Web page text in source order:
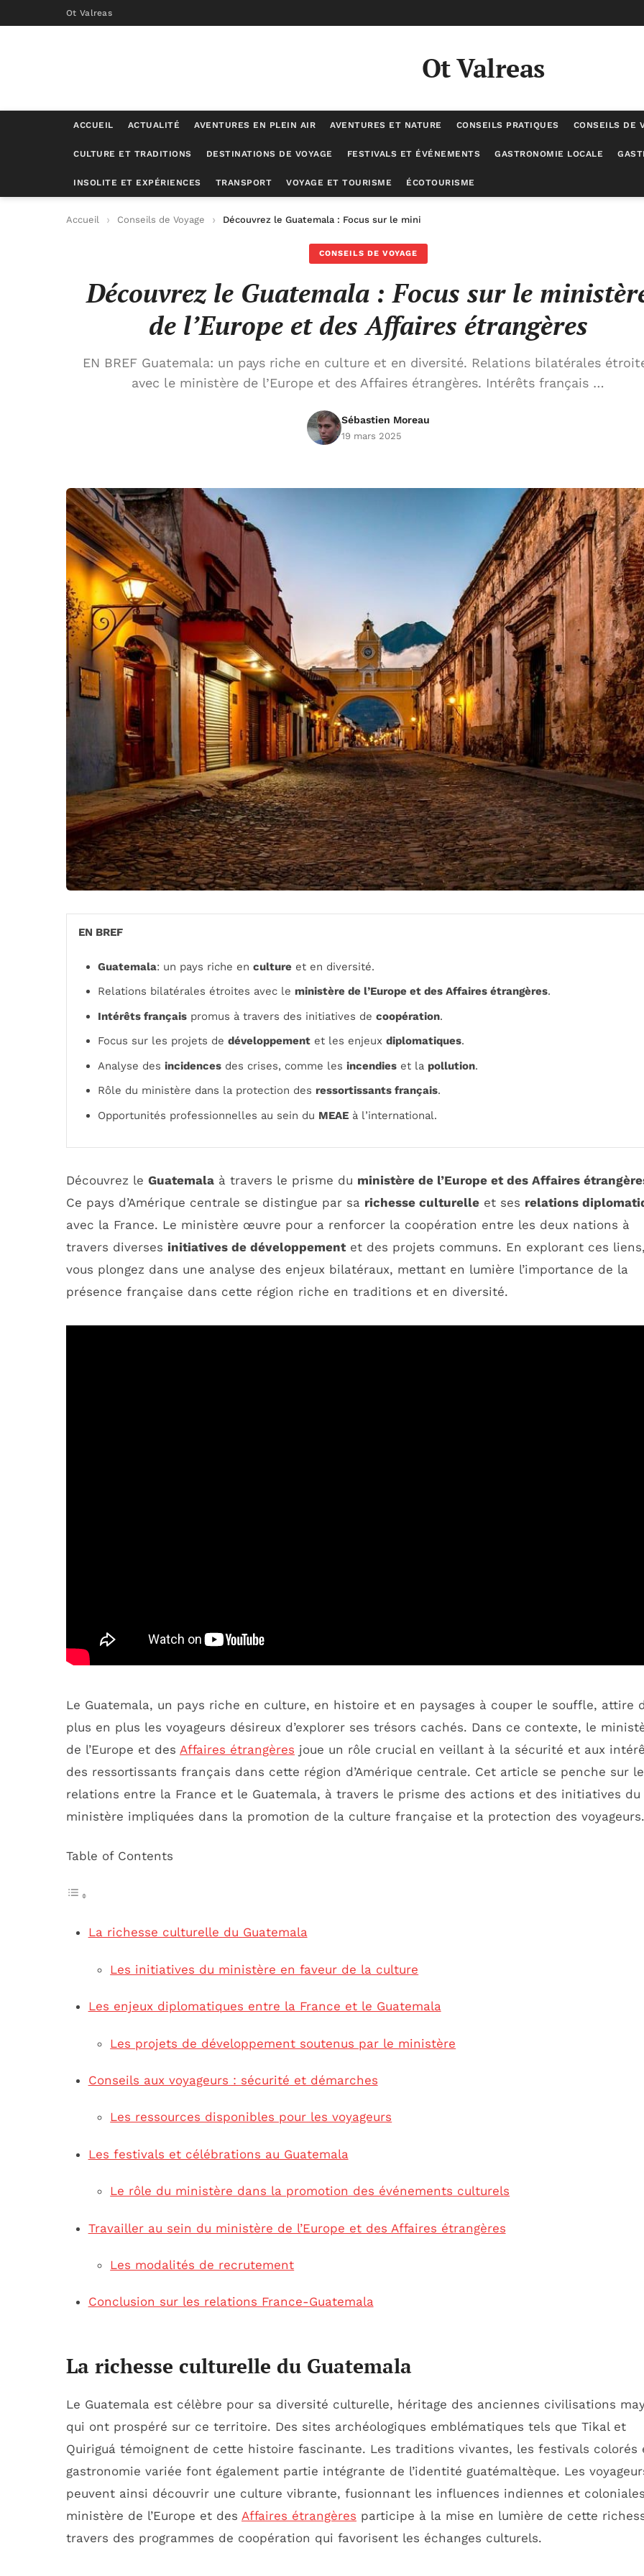
Ot Valreas
Ot Valreas
ACCUEIL ACTUALITÉ AVENTURES EN PLEIN AIR AVENTURES ET NATURE CONSEILS PRATIQUES CONSEILS DE
CULTURE ET TRADITIONS DESTINATIONS DE VOYAGE FESTIVALS ET ÉVÉNEMENTS GASTRONOMIE LOCALE
INSOLITE ET EXPÉRIENCES TRANSPORT VOYAGE ET TOURISME ÉCOTOURISME
Accueil Conseils de Voyage Découvrez le Guatemala : Focus sur le ministère de l’Europe et des Affaires étrangères
CONSEILS DE VOYAGE
Découvrez le Guatemala : Focus sur le
de l’Europe et des Affaires étrangères
EN BREF Guatemala: un pays riche en culture et en diversité. Relations bilatérales
avec le ministère de l’Europe et des Affaires étrangères. Intérêts français …
Sébastien Moreau
19 mars 2025
EN BREF
Guatemala: un pays riche en culture et en diversité.
Relations bilatérales étroites avec le ministère de l’Europe et des Affaires étrangères.
Intérêts français promus à travers des initiatives de coopération.
Focus sur les projets de développement et les enjeux diplomatiques.
Analyse des incidences des crises, comme les incendies et la pollution.
Rôle du ministère dans la protection des ressortissants français.
Opportunités professionnelles au sein du MEAE à l’international.
Découvrez le Guatemala à travers le prisme du ministère de l’Europe et des Affaires
Ce pays d’Amérique centrale se distingue par sa richesse culturelle et ses relations
avec la France. Le ministère œuvre pour a renforcer la coopération entre les deux nations à
travers diverses initiatives de développementet des projets communs. En explorant ces liens,
vous plongez dans une analyse des enjeux bilatéraux, mettant en lumière l’importance de la
présence française dans cette région riche en traditions et en diversité.
Le Guatemala, un pays riche en culture, en histoire et en paysages à couper le souffle, attire
plus en plus les voyageurs désireux d’explorer ses trésors cachés. Dans ce contexte, le
de l’Europe et des Affaires étrangères joue un rôle crucial en veillant à la sécurité et aux
des ressortissants français dans cette région d’Amérique centrale. Cet article se penche sur
relations entre la France et le Guatemala, à travers le prisme des actions et des initiatives du
ministère impliquées dans la promotion de la culture française et la protection des voyageurs.
Table of Contents
La richesse culturelle du Guatemala
Les initiatives du ministère en faveur de la culture
Les enjeux diplomatiques entre la France et le Guatemala
Les projets de développement soutenus par le ministère
Conseils aux voyageurs : sécurité et démarches
Les ressources disponibles pour les voyageurs
Les festivals et célébrations au Guatemala
Le rôle du ministère dans la promotion des événements culturels
Travailler au sein du ministère de l’Europe et des Affaires étrangères
Les modalités de recrutement
Conclusion sur les relations France-Guatemala
La richesse culturelle du Guatemala
Le Guatemala est célèbre pour sa diversité culturelle, héritage des anciennes civilisations
qui ont prospéré sur ce territoire. Des sites archéologiques emblématiques tels que Tikal et
Quiriguá témoignent de cette histoire fascinante. Les traditions vivantes, les festivals colorés
gastronomie variée font également partie intégrante de l’identité guatémaltèque. Les
peuvent ainsi découvrir une culture vibrante, fusionnant les influences indiennes et
ministère de l’Europe et des Affaires étrangères participe à la mise en lumière de cette
travers des programmes de coopération qui favorisent les échanges culturels.